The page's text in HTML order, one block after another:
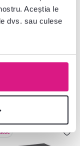
Aceștia le
dvs. sau culese
VIRED